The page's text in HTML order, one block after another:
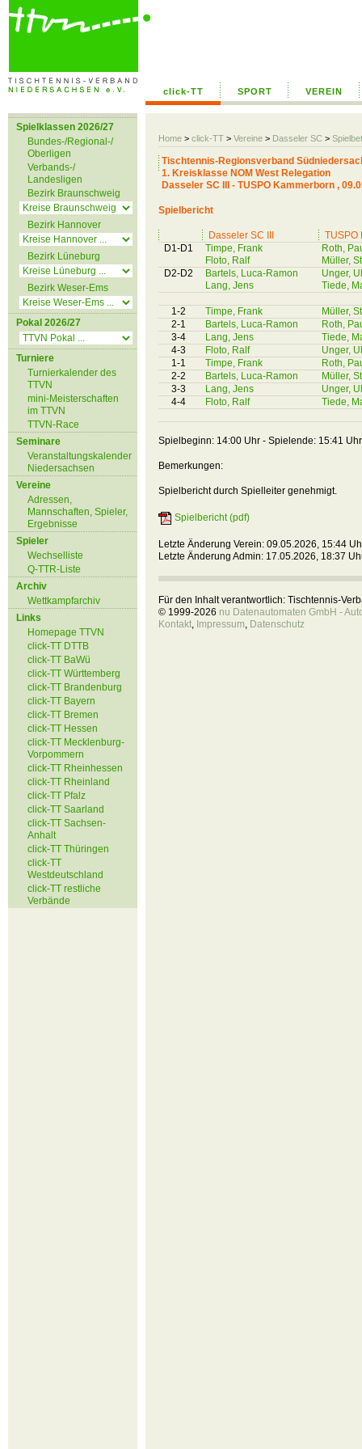
click-TT SPORT VEREIN
Home > click-TT > Vereine > Dasseler SC >
Spielklassen 2026/27
Bundes-/Regional-/
Oberligen
Verbands-/
Landesligen
Bezirk Braunschweig
Bezirk Hannover
Bezirk Lüneburg
Bezirk Weser-Ems
Pokal 2026/27
Turniere
Turnierkalender des
TTVN
mini-Meisterschaften
im TTVN
TTVN-Race
Seminare
Veranstaltungskalender
Niedersachsen
Vereine
Adressen,
Mannschaften, Spieler,
Ergebnisse
Spieler
Wechselliste
Q-TTR-Liste
Archiv
Wettkampfarchiv
Links
Homepage TTVN
click-TT DTTB
click-TT BaWü
click-TT Württemberg
click-TT Brandenburg
click-TT Bayern
click-TT Bremen
click-TT Hessen
click-TT Mecklenburg-
Vorpommern
click-TT Rheinhessen
click-TT Rheinland
click-TT Pfalz
click-TT Saarland
click-TT Sachsen-
Anhalt
click-TT Thüringen
click-TT
Westdeutschland
click-TT restliche
Verbände
Tischtennis-Regionsverband
1. Kreisklasse NOM West Relegation
Dasseler SC III - TUSPO Kammerborn ,
Spielbericht
Dasseler SC III
TUSPO
D1-D1
Timpe, Frank
Floto, Ralf
Roth,
Müller,
D2-D2
Bartels, Luca-Ramon
Lang, Jens
Unger,
Tiede,
1-2 Timpe, Frank
Müller,
2-1
Bartels, Luca-Ramon
Roth,
3-4
Lang, Jens
Tiede,
4-3
Floto, Ralf
Unger,
1-1
Timpe, Frank
Roth,
2-2
Bartels, Luca-Ramon
Müller,
3-3
Lang, Jens
Unger,
4-4
Floto, Ralf Tiede,
Spielbeginn: 14:00 Uhr - Spielende: 15:41 Uhr
Bemerkungen:
Spielbericht durch Spielleiter genehmigt.
Spielbericht (pdf)
Letzte Änderung Verein: 09.05.2026, 15:44
Letzte Änderung Admin: 17.05.2026, 18:37
Für den Inhalt verantwortlich: Tischtennis-
© 1999-2026 nu Datenautomaten GmbH -
Kontakt, Impressum, Datenschutz